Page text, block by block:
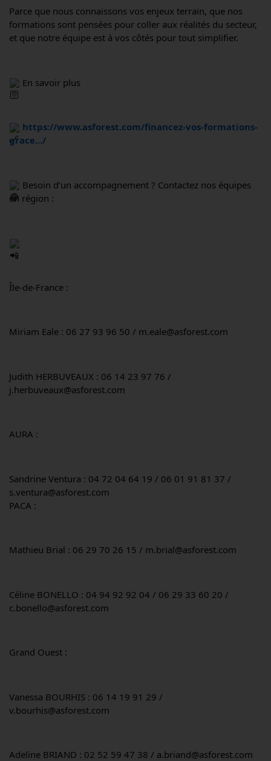
Parce que nous connaissons vos enjeux terrain, que nos
formations sont pensées pour coller aux réalités du secteur,
et que notre équipe est à vos côtés pour tout simplifier.
En savoir plus
https://www.asforest.com/financez-vos-formations-
grace.../
Besoin d’un accompagnement ? Contactez nos équipes
en région :
Île-de-France :
Miriam Eale : 06 27 93 96 50 / m.eale@asforest.com
Judith HERBUVEAUX : 06 14 23 97 76 /
j.herbuveaux@asforest.com
AURA :
Sandrine Ventura : 04 72 04 64 19 / 06 01 91 81 37 /
s.ventura@asforest.com
PACA :
Mathieu Brial : 06 29 70 26 15 / m.brial@asforest.com
Céline BONELLO : 04 94 92 92 04 / 06 29 33 60 20 /
c.bonello@asforest.com
Grand Ouest :
Vanessa BOURHIS : 06 14 19 91 29 /
v.bourhis@asforest.com
Adeline BRIAND : 02 52 59 47 38 / a.briand@asforest.com